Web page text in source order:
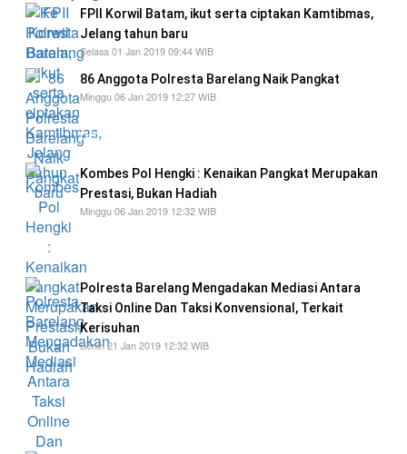
FPII Korwil Batam, ikut serta ciptakan Kamtibmas,
Jelang tahun baru
Selasa 01 Jan 2019 09:44 WIB
86 Anggota Polresta Barelang Naik Pangkat
Minggu 06 Jan 2019 12:27 WIB
pertama dilakukan pada Tahun 2019
Kombes Pol Hengki : Kenaikan Pangkat Merupakan
Prestasi, Bukan Hadiah
Minggu 06 Jan 2019 12:32 WIB
Polresta Barelang Mengadakan Mediasi Antara
Taksi Online Dan Taksi Konvensional, Terkait
Kerisuhan
Senin 21 Jan 2019 12:32 WIB